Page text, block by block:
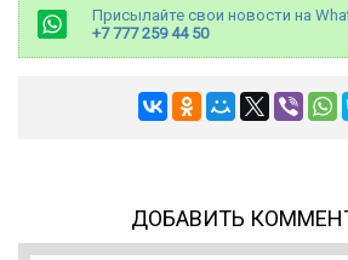
Присылайте свои новости на
+7 777 259 44 50
ДОБАВИТЬ